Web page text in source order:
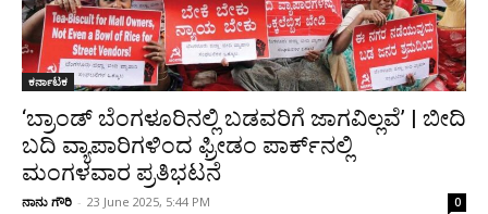
ಕರ್ನಾಟಕ
‘ಬ್ರಾಂಡ್ ಬೆಂಗಳೂರಿನಲ್ಲಿ ಬಡವರಿಗೆ ಜಾಗವಿಲ್ಲವೆ’ | ಬೀದಿ
ಬದಿ ವ್ಯಾಪಾರಿಗಳಿಂದ ಫ್ರೀಡಂ ಪಾರ್ಕ್‌ನಲ್ಲಿ
ಮಂಗಳವಾರ ಪ್ರತಿಭಟನೆ
ನಾನು ಗೌರಿ - 23 June 2025, 5:44 PM 0